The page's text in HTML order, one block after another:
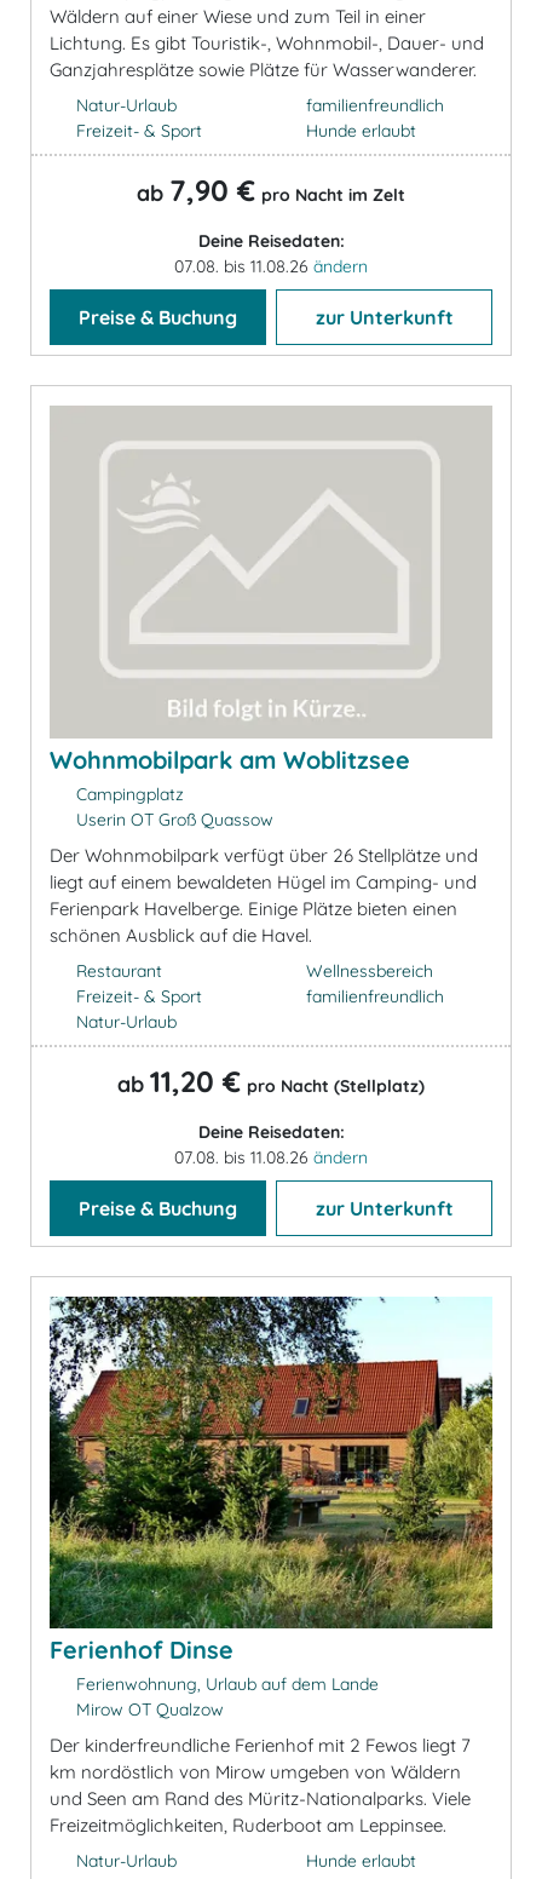
Wäldern auf einer Wiese und zum Teil in einer
Lichtung. Es gibt Touristik-, Wohnmobil-, Dauer- und
Ganzjahresplätze sowie Plätze für Wasserwanderer.
Natur-Urlaub
Freizeit- & Sport
familienfreundlich
Hunde erlaubt
ab 7,90 € pro Nacht im Zelt
Deine Reisedaten:
07.08. bis 11.08.26 ändern
Preise & Buchung zur Unterkunft
Wohnmobilpark am Woblitzsee
Campingplatz
Userin OT Groß Quassow
Der Wohnmobilpark verfügt über 26 Stellplätze und
liegt auf einem bewaldeten Hügel im Camping- und
Ferienpark Havelberge. Einige Plätze bieten einen
schönen Ausblick auf die Havel.
Restaurant
Freizeit- & Sport
Natur-Urlaub
Wellnessbereich
familienfreundlich
ab 11,20 € pro Nacht (Stellplatz)
Deine Reisedaten:
07.08. bis 11.08.26 ändern
Preise & Buchung zur Unterkunft
Ferienhof Dinse
Ferienwohnung, Urlaub auf dem Lande
Mirow OT Qualzow
Der kinderfreundliche Ferienhof mit 2 Fewos liegt 7
km nordöstlich von Mirow umgeben von Wäldern
und Seen am Rand des Müritz-Nationalparks. Viele
Freizeitmöglichkeiten, Ruderboot am Leppinsee.
Natur-Urlaub
Hunde erlaubt